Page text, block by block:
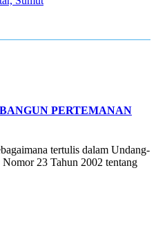
PERTEMANAN
tertulis dalam Undang-
23 Tahun 2002 tentang